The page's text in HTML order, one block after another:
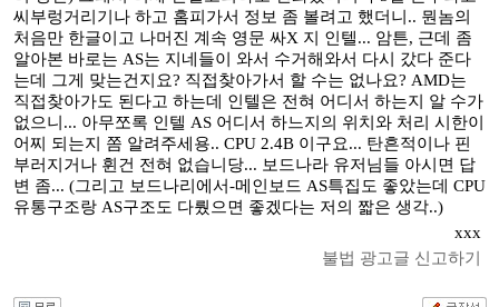
씨부렁거리기나 하고 홈피가서 정보 좀 볼려고 했더니.. 뭔놈의
처음만 한글이고 나머진 계속 영문 싸X 지 인텔... 암튼, 근데 좀
알아본 바로는 AS는 지네들이 와서 수거해와서 다시 갔다 준다
는데 그게 맞는건지요? 직접찾아가서 할 수는 없나요? AMD는
직접찾아가도 된다고 하는데 인텔은 전혀 어디서 하는지 알 수가
없으니... 아무쪼록 인텔 AS 어디서 하느지의 위치와 처리 시한이
어찌 되는지 쫌 알려주세용.. CPU 2.4B 이구요... 탄흔적이나 핀
부러지거나 휜건 전혀 없습니당... 보드나라 유저님들 아시면 답
변 좀... (그리고 보드나리에서-메인보드 AS특집도 좋았는데 CPU
유통구조랑 AS구조도 다뤘으면 좋겠다는 저의 짧은 생각..)
xxx
불법 광고글 신고하기